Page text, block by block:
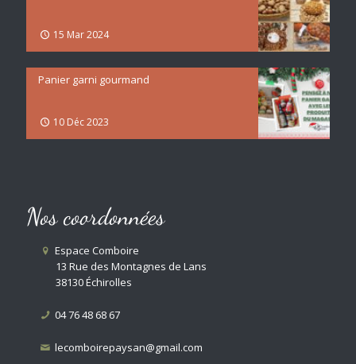
15 Mar 2024
Panier garni gourmand
10 Déc 2023
Nos coordonnées
Espace Comboire
13 Rue des Montagnes de Lans
38130 Échirolles
04 76 48 68 67
lecomboirepaysan@gmail.com